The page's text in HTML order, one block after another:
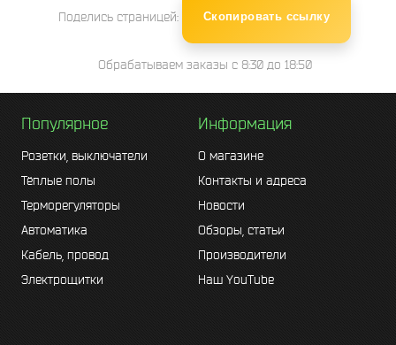
Поделись страницей: Скопировать ссылку
Обрабатываем заказы с 8:30 до 18:50
Популярное
Розетки, выключатели
Тёплые полы
Терморегуляторы
Автоматика
Кабель, провод
Электрощитки
Информация
О магазине
Контакты и адреса
Новости
Обзоры, статьи
Производители
Наш YouTube